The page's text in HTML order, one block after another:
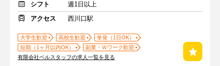
シフト
週1日以上
アクセス
西川口駅
大学生歓迎 高校生歓迎
単発（1日OK）
短期（1ヶ月以内OK）
副業・Ｗワーク歓迎
有限会社ベルスタッフの求人一覧を見る